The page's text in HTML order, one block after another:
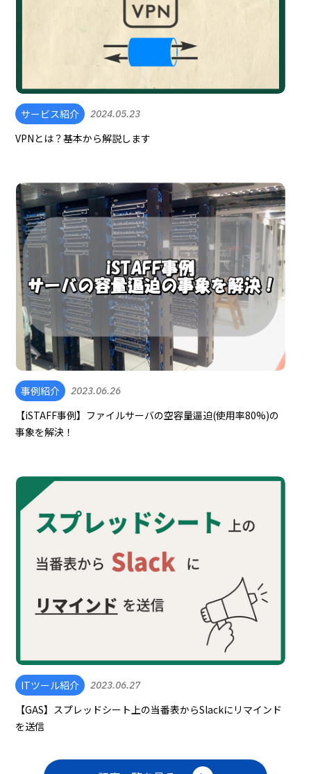
サービス紹介 2024.05.23
VPNとは？基本から解説します
事例紹介 2023.06.26
【iSTAFF事例】ファイルサーバの空容量逼迫(使用率80%)の
事象を解決！
ITツール紹介 2023.06.27
【GAS】スプレッドシート上の当番表からSlackにリマインド
を送信